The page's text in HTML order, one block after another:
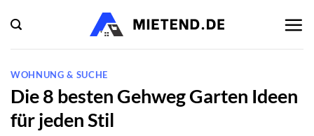
Inhalt
springen
WOHNUNG & SUCHE
Die 8 besten Gehweg Garten Ideen
für jeden Stil